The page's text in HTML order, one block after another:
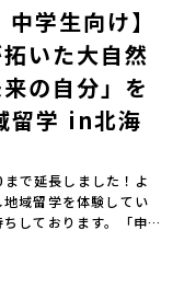
る予定です。必ず参
(土) 12：00 JR有田
ください。【解散場
象】中学2年生、中
有田町）※地域みらい
）です。※1室1名で
行代金に含まれる費
泊費（1泊分）・プロ
食事代*以下の費用は
復交通費・お土産代
集人数】最大5名（お
決定】お申し込み多
果をご連絡いたしま
から 5月21日(木)
和牛がのんびりと過
る、ヤマメやニジマ
は見ることのできな
す。さらに、源義経
いる地域で、義経を
日本の歴史を交差す
まれた「アイヌ文
した北部周辺で、先
まれてきた文化で
や、自然界のあらゆ
りや家庭での行事な
刺繍（ししゅう）、
ます。アイヌ文化で
カラ、暮らしの道具
学生向け】
いた大自然
の自分」を
留学 in北海
で延長しました！よ
域留学を体験してい
しております。「申
方も、この機会にぜ
め切りを早める場合
-------------------------